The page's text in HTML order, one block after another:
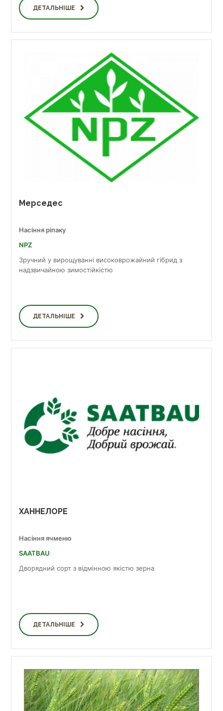
ДЕТАЛЬНІШЕ
Мерседес
Насіння ріпаку
NPZ
Зручний у вирощуванні високоврожайний гібрид з
надзвичайною зимостійкістю
ДЕТАЛЬНІШЕ
ХАННЕЛОРЕ
Насіння ячменю
SAATBAU
Дворядний сорт з відмінною якістю зерна
ДЕТАЛЬНІШЕ